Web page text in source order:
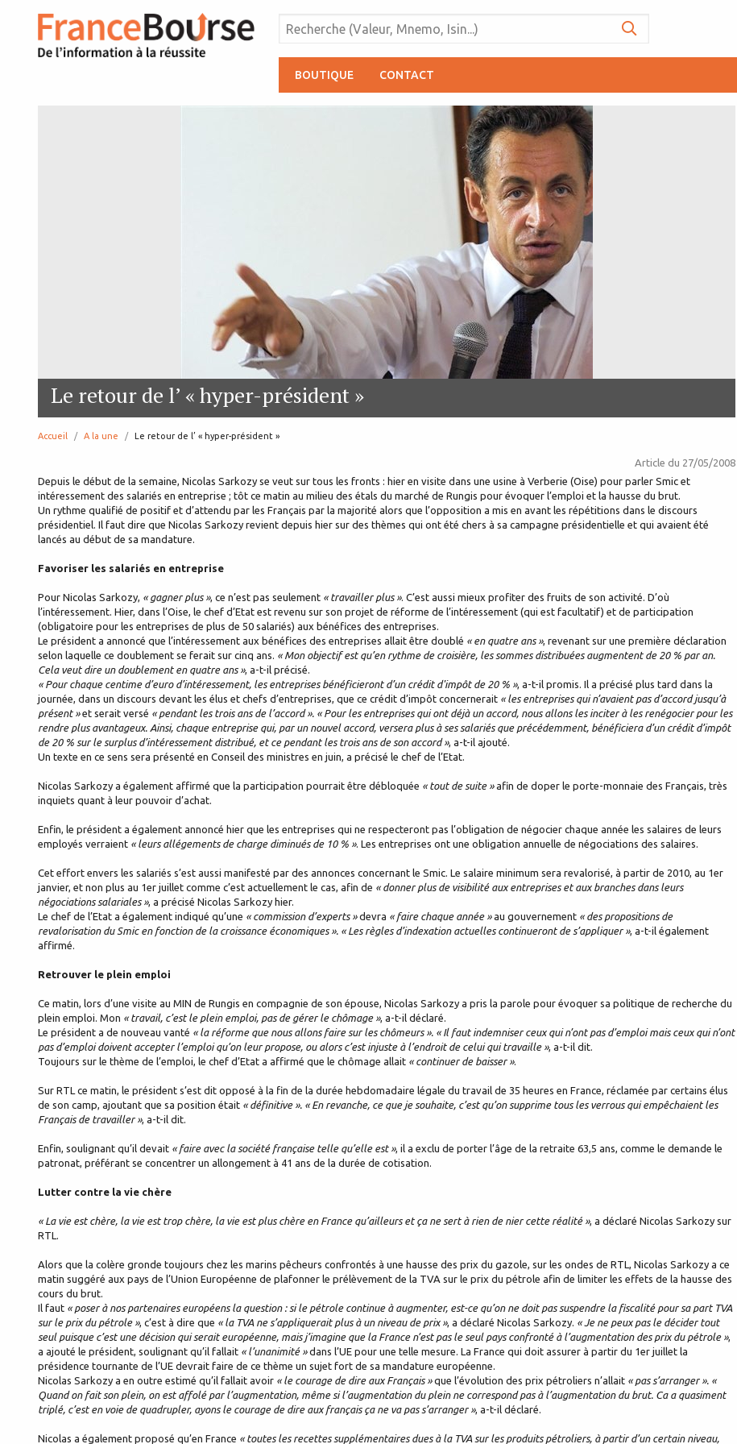
BOUTIQUE CONTACT
Le retour de l’ « hyper-président »
Accueil A la une page:
Le retour de l’ « hyper-président »
Article du 27/05/2008
Depuis le début de la semaine, Nicolas Sarkozy se veut sur tous les fronts : hier en visite dans une usine à Verberie (Oise) pour parler Smic et
intéressement des salariés en entreprise ; tôt ce matin au milieu des étals du marché de Rungis pour évoquer l’emploi et la hausse du brut.
Un rythme qualifié de positif et d’attendu par les Français par la majorité alors que l’opposition a mis en avant les répétitions dans le discours
présidentiel. Il faut dire que Nicolas Sarkozy revient depuis hier sur des thèmes qui ont été chers à sa campagne présidentielle et qui avaient été
lancés au début de sa mandature.
Favoriser les salariés en entreprise
Pour Nicolas Sarkozy, « gagner plus », ce n’est pas seulement « travailler plus ». C’est aussi mieux profiter des fruits de son activité. D’où
l’intéressement. Hier, dans l’Oise, le chef d’Etat est revenu sur son projet de réforme de l’intéressement (qui est facultatif) et de participation
(obligatoire pour les entreprises de plus de 50 salariés) aux bénéfices des entreprises.
Le président a annoncé que l’intéressement aux bénéfices des entreprises allait être doublé « en quatre ans », revenant sur une première déclaration
selon laquelle ce doublement se ferait sur cinq ans. « Mon objectif est qu’en rythme de croisière, les sommes distribuées augmentent de 20 % par an.
Cela veut dire un doublement en quatre ans », a-t-il précisé.
« Pour chaque centime d’euro d’intéressement, les entreprises bénéficieront d’un crédit d'impôt de 20 % », a-t-il promis. Il a précisé plus tard dans la
journée, dans un discours devant les élus et chefs d’entreprises, que ce crédit d’impôt concernerait « les entreprises qui n’avaient pas d’accord jusqu’à
présent »et serait versé « pendant les trois ans de l’accord ». « Pour les entreprises qui ont déjà un accord, nous allons les inciter à les renégocier pour les
rendre plus avantageux. Ainsi, chaque entreprise qui, par un nouvel accord, versera plus à ses salariés que précédemment, bénéficiera d’un crédit d’impôt
de 20 % sur le surplus d’intéressement distribué, et ce pendant les trois ans de son accord », a-t-il ajouté.
Un texte en ce sens sera présenté en Conseil des ministres en juin, a précisé le chef de l’Etat.
Nicolas Sarkozy a également affirmé que la participation pourrait être débloquée « tout de suite »afin de doper le porte-monnaie des Français, très
inquiets quant à leur pouvoir d’achat.
Enfin, le président a également annoncé hier que les entreprises qui ne respecteront pas l’obligation de négocier chaque année les salaires de leurs
employés verraient « leurs allégements de charge diminués de 10 % ». Les entreprises ont une obligation annuelle de négociations des salaires.
Cet effort envers les salariés s’est aussi manifesté par des annonces concernant le Smic. Le salaire minimum sera revalorisé, à partir de 2010, au 1er
janvier, et non plus au 1er juillet comme c’est actuellement le cas, afin de « donner plus de visibilité aux entreprises et aux branches dans leurs
négociations salariales », a précisé Nicolas Sarkozy hier.
Le chef de l’Etat a également indiqué qu’une « commission d’experts »devra « faire chaque année »au gouvernement « des propositions de
revalorisation du Smic en fonction de la croissance économiques ». « Les règles d’indexation actuelles continueront de s’appliquer », a-t-il également
affirmé.
Retrouver le plein emploi
Ce matin, lors d’une visite au MIN de Rungis en compagnie de son épouse, Nicolas Sarkozy a pris la parole pour évoquer sa politique de recherche du
plein emploi. Mon « travail, c’est le plein emploi, pas de gérer le chômage », a-t-il déclaré.
Le président a de nouveau vanté « la réforme que nous allons faire sur les chômeurs ». « Il faut indemniser ceux qui n’ont pas d’emploi mais ceux qui n’ont
pas d’emploi doivent accepter l’emploi qu’on leur propose, ou alors c’est injuste à l’endroit de celui qui travaille », a-t-il dit.
Toujours sur le thème de l’emploi, le chef d’Etat a affirmé que le chômage allait « continuer de baisser ».
Sur RTL ce matin, le président s’est dit opposé à la fin de la durée hebdomadaire légale du travail de 35 heures en France, réclamée par certains élus
de son camp, ajoutant que sa position était « définitive ». « En revanche, ce que je souhaite, c’est qu’on supprime tous les verrous qui empêchaient les
Français de travailler », a-t-il dit.
Enfin, soulignant qu’il devait « faire avec la société française telle qu’elle est », il a exclu de porter l’âge de la retraite 63,5 ans, comme le demande le
patronat, préférant se concentrer un allongement à 41 ans de la durée de cotisation.
Lutter contre la vie chère
« La vie est chère, la vie est trop chère, la vie est plus chère en France qu’ailleurs et ça ne sert à rien de nier cette réalité », a déclaré Nicolas Sarkozy sur
RTL.
Alors que la colère gronde toujours chez les marins pêcheurs confrontés à une hausse des prix du gazole, sur les ondes de RTL, Nicolas Sarkozy a ce
matin suggéré aux pays de l’Union Européenne de plafonner le prélèvement de la TVA sur le prix du pétrole afin de limiter les effets de la hausse des
cours du brut.
Il faut « poser à nos partenaires européens la question : si le pétrole continue à augmenter, est-ce qu’on ne doit pas suspendre la fiscalité pour sa part TVA
sur le prix du pétrole », c’est à dire que « la TVA ne s’appliquerait plus à un niveau de prix », a déclaré Nicolas Sarkozy. « Je ne peux pas le décider tout
seul puisque c’est une décision qui serait européenne, mais j’imagine que la France n’est pas le seul pays confronté à l’augmentation des prix du pétrole »,
a ajouté le président, soulignant qu’il fallait « l’unanimité »dans l’UE pour une telle mesure. La France qui doit assurer à partir du 1er juillet la
présidence tournante de l’UE devrait faire de ce thème un sujet fort de sa mandature européenne.
Nicolas Sarkozy a en outre estimé qu’il fallait avoir « le courage de dire aux Français »que l’évolution des prix pétroliers n’allait « pas s’arranger ». «
Quand on fait son plein, on est affolé par l’augmentation, même si l’augmentation du plein ne correspond pas à l’augmentation du brut. Ca a quasiment
triplé, c’est en voie de quadrupler, ayons le courage de dire aux français ça ne va pas s’arranger », a-t-il déclaré.
Nicolas a également proposé qu’en France « toutes les recettes supplémentaires dues à la TVA sur les produits pétroliers, à partir d’un certain niveau,